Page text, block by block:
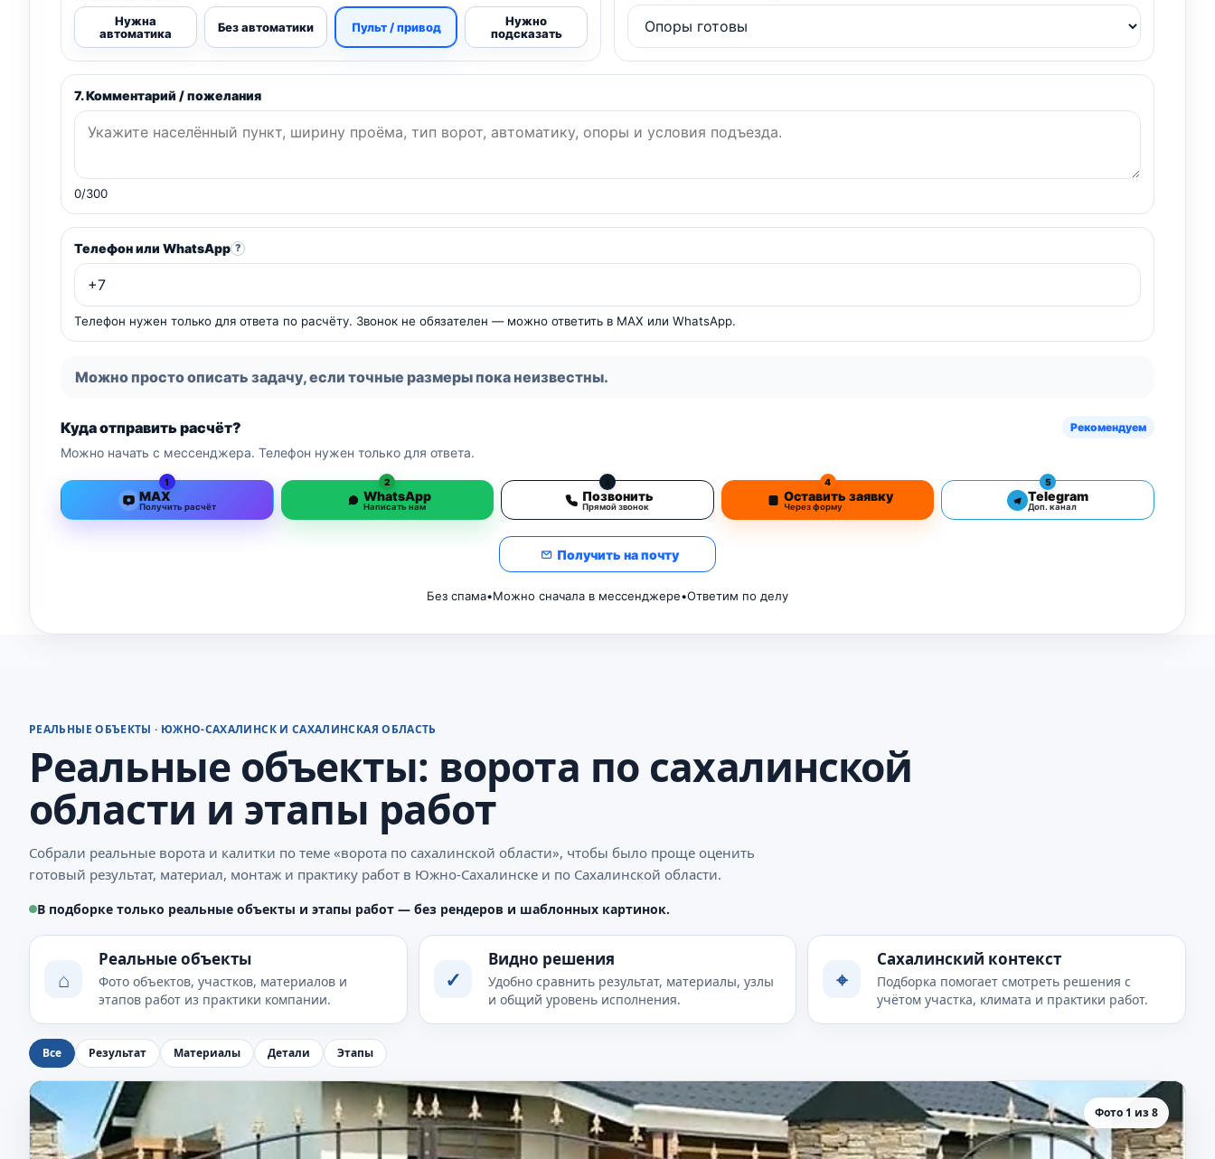
Нужна
автоматика
Без автоматики Пульт / привод
Нужно
подсказать
7. Комментарий / пожелания
0/300
Телефон или WhatsApp ?
Телефон нужен только для ответа по расчёту. Звонок не обязателен — можно ответить в MAX или WhatsApp.
Можно просто описать задачу, если точные размеры пока неизвестны.
Куда отправить расчёт? Рекомендуем
Можно начать с мессенджера. Телефон нужен только для ответа.
1
MAX
Получить расчёт
2
WhatsApp
Написать нам
3
Позвонить
Прямой звонок
4
Оставить заявку
Через форму
5
Telegram
Доп. канал
Получить на почту
Без спама•Можно сначала в мессенджере•Ответим по делу
РЕАЛЬНЫЕ ОБЪЕКТЫ · ЮЖНО-САХАЛИНСК И САХАЛИНСКАЯ ОБЛАСТЬ
Реальные объекты: ворота по сахалинской
области и этапы работ
Собрали реальные ворота и калитки по теме «ворота по сахалинской области», чтобы было проще оценить
готовый результат, материал, монтаж и практику работ в Южно-Сахалинске и по Сахалинской области.
В подборке только реальные объекты и этапы работ — без рендеров и шаблонных картинок.
⌂
Реальные объекты
Фото объектов, участков, материалов и
этапов работ из практики компании.
✓
Видно решения
Удобно сравнить результат, материалы, узлы
и общий уровень исполнения.
⌖
Сахалинский контекст
Подборка помогает смотреть решения с
учётом участка, климата и практики работ.
Все Результат Материалы Детали Этапы
Фото 1 из 8